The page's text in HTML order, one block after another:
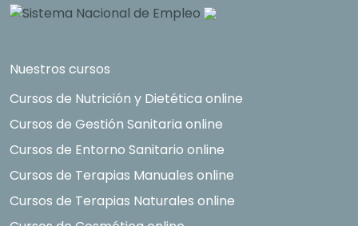
Nuestros cursos
Cursos de Nutrición y Dietética online
Cursos de Gestión Sanitaria online
Cursos de Entorno Sanitario online
Cursos de Terapias Manuales online
Cursos de Terapias Naturales online